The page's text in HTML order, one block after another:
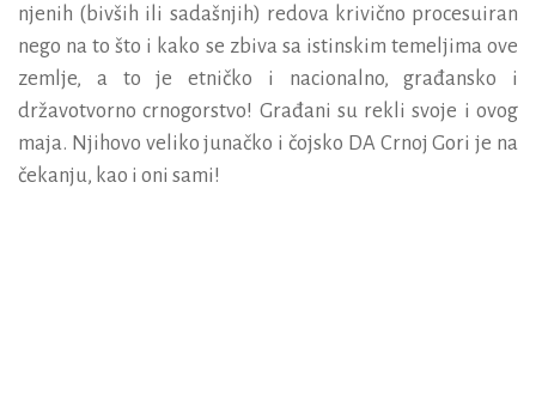
njenih (bivših ili sadašnjih) redova krivično procesuiran
nego na to što i kako se zbiva sa istinskim temeljima ove
zemlje, a to je etničko i nacionalno, građansko i
državotvorno crnogorstvo! Građani su rekli svoje i ovog
maja. Njihovo veliko junačko i čojsko DA Crnoj Gori je na
čekanju, kao i oni sami!